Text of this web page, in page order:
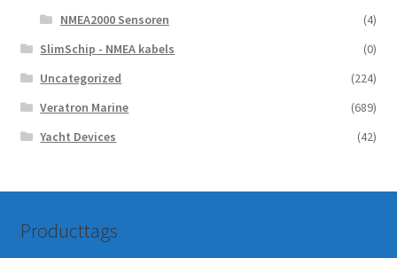
NMEA2000 Sensoren
(4)
SlimSchip - NMEA kabels
(0)
Uncategorized
(224)
Veratron Marine
(689)
Yacht Devices
(42)
Producttags